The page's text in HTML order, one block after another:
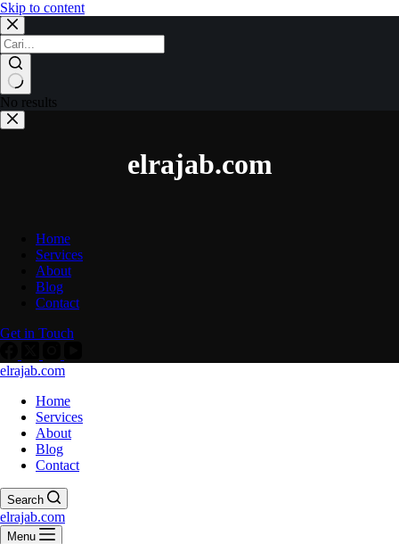
Skip to content
No results
elrajab.com
Home
Services
About
Blog
Contact
Get in Touch
elrajab.com
Home
Services
About
Blog
Contact
Search
elrajab.com
Menu